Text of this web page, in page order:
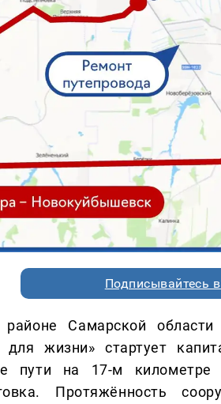
Подписывайтесь
Самарской
для жизни» стартует
пути на 17-м
Протяжённость